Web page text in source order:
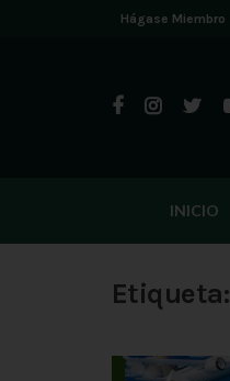
Hágase Miembro
INICIO
Etiqueta: